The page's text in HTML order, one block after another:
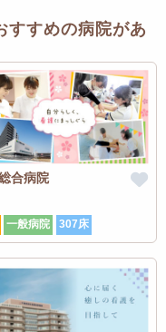
すすめの病院があ
合病院
一般病院 307床